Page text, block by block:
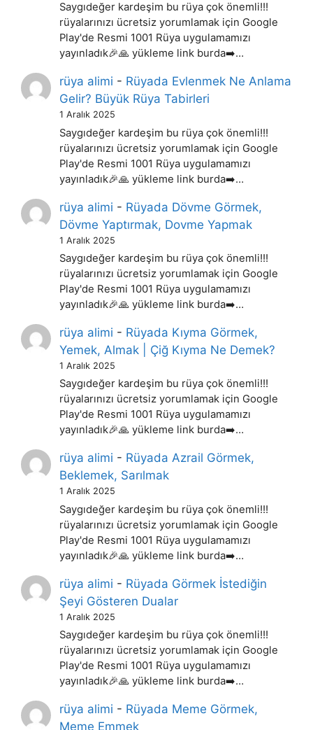
Saygıdeğer kardeşim bu rüya çok önemli!!!
rüyalarınızı ücretsiz yorumlamak için Google
Play'de Resmi 1001 Rüya uygulamamızı
yayınladık🎉🙏 yükleme link burda➡️…
rüya alimi - Rüyada Evlenmek Ne Anlama
Gelir? Büyük Rüya Tabirleri
1 Aralık 2025
Saygıdeğer kardeşim bu rüya çok önemli!!!
rüyalarınızı ücretsiz yorumlamak için Google
Play'de Resmi 1001 Rüya uygulamamızı
yayınladık🎉🙏 yükleme link burda➡️…
rüya alimi - Rüyada Dövme Görmek,
Dövme Yaptırmak, Dovme Yapmak
1 Aralık 2025
Saygıdeğer kardeşim bu rüya çok önemli!!!
rüyalarınızı ücretsiz yorumlamak için Google
Play'de Resmi 1001 Rüya uygulamamızı
yayınladık🎉🙏 yükleme link burda➡️…
rüya alimi - Rüyada Kıyma Görmek,
Yemek, Almak | Çiğ Kıyma Ne Demek?
1 Aralık 2025
Saygıdeğer kardeşim bu rüya çok önemli!!!
rüyalarınızı ücretsiz yorumlamak için Google
Play'de Resmi 1001 Rüya uygulamamızı
yayınladık🎉🙏 yükleme link burda➡️…
rüya alimi - Rüyada Azrail Görmek,
Beklemek, Sarılmak
1 Aralık 2025
Saygıdeğer kardeşim bu rüya çok önemli!!!
rüyalarınızı ücretsiz yorumlamak için Google
Play'de Resmi 1001 Rüya uygulamamızı
yayınladık🎉🙏 yükleme link burda➡️…
rüya alimi - Rüyada Görmek İstediğin
Şeyi Gösteren Dualar
1 Aralık 2025
Saygıdeğer kardeşim bu rüya çok önemli!!!
rüyalarınızı ücretsiz yorumlamak için Google
Play'de Resmi 1001 Rüya uygulamamızı
yayınladık🎉🙏 yükleme link burda➡️…
rüya alimi - Rüyada Meme Görmek,
Meme Emmek